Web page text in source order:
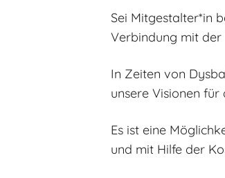
Sei Mitgestalter*in
Verbindung mit der
In Zeiten von
unsere Visionen
Es ist eine
und mit Hilfe der